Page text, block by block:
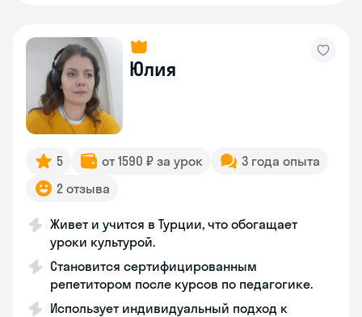
Юлия
5 от 1590 ₽ за урок
3 года опыта
2 отзыва
Живет и учится в Турции, что обогащает
уроки культурой.
Становится сертифицированным
репетитором после курсов по педагогике.
Использует индивидуальный подход к